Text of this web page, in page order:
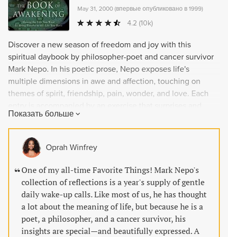
May 31, 2000 (впервые опубликовано в 1999)
4.2 (10k)
Discover a new season of freedom and joy with this
spiritual daybook by philosopher-poet and cancer survivor
Mark Nepo. In his poetic prose, Nepo exposes life's
multiple dimensions in awe and affection, touching on
themes of spirit, friendship, pain, wonder, and love. Each
delights in its ability to awaken the mind. With insight on
how to reclaim aliveness and savor life's beauty, The Book
of Awakening will inspire readers to embark on their own
soul journey.
Показать больше
Oprah Winfrey
One of my all-time Favorite Things! Mark Nepo's
collection of reflections is a year's supply of gentle
daily wake-up calls. Like most of us, he has thought
a lot about the meaning of life, but because he is a
poet, a philosopher, and a cancer survivor, his
insights are special—and beautifully expressed. A